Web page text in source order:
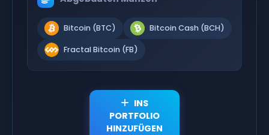
Bitcoin (BTC) Bitcoin Cash (BCH)
Fractal Bitcoin (FB)
INS
PORTFOLIO
HINZUFÜGEN